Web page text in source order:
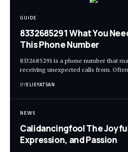
GUIDE
8332685291 What You
This Phone Number
8332685291 is a phone number that
receiving unexpected calls from.
BYELIEYATSAN
NEWS
Calidancingfool The
Expression, and Passion